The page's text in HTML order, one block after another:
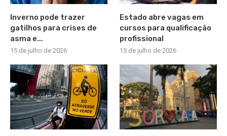
Inverno pode trazer
gatilhos para crises de
asma e...
15 de julho de 2026
Estado abre vagas em
cursos para qualificação
profissional
15 de julho de 2026